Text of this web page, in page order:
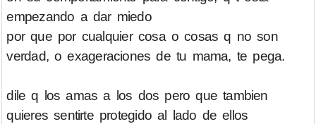
empezando a dar miedo
por que por cualquier cosa o cosas q no son
verdad, o exageraciones de tu mama, te pega.
dile q los amas a los dos pero que tambien
quieres sentirte protegido al lado de ellos